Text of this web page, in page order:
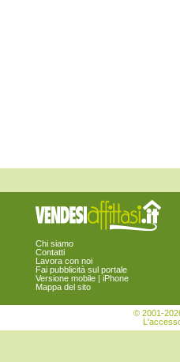
Smerillo
Chi siamo
Contatti
Lavora con noi
Fai pubblicità sul portale
Versione mobile | iPhone
Mappa del sito
© 2001-